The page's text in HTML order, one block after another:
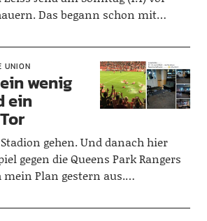
Das begann schon mit…
UNION
wenig
ein
gehen. Und danach hier
gegen die Queens Park Rangers
mein Plan gestern aus.…